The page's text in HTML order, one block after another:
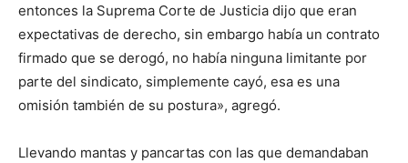
entonces la Suprema Corte de Justicia dijo que eran
expectativas de derecho, sin embargo había un contrato
firmado que se derogó, no había ninguna limitante por
parte del sindicato, simplemente cayó, esa es una
omisión también de su postura», agregó.
Llevando mantas y pancartas con las que demandaban